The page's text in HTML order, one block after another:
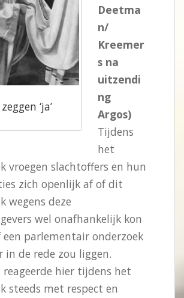
‘ja’
Deetma
n/
Kreemer
s na
uitzendi
ng
Argos)
Tijdens
het
vroegen slachtoffers en hun
zich openlijk af of dit
wegens deze
wel onafhankelijk kon
een parlementair onderzoek
in de rede zou liggen.
reageerde hier tijdens het
steeds met respect en